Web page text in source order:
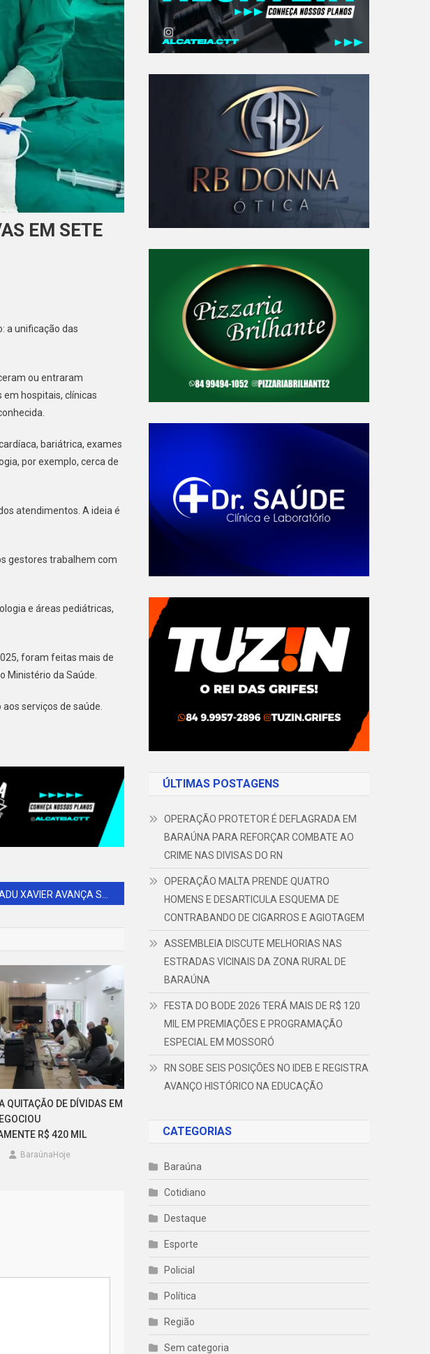
EM SETE
a unificação das
ou entraram
hospitais, clínicas
bariátrica, exames
por exemplo, cerca de
atendimentos. A ideia é
gestores trabalhem com
e áreas pediátricas,
foram feitas mais de
Ministério da Saúde.
serviços de saúde.
QUITAÇÃO DE DÍVIDAS EM
R$ 420 MIL
BaraúnaHoje
ÚLTIMAS POSTAGENS
OPERAÇÃO PROTETOR É DEFLAGRADA EM
BARAÚNA PARA REFORÇAR COMBATE AO
CRIME NAS DIVISAS DO RN
OPERAÇÃO MALTA PRENDE QUATRO
HOMENS E DESARTICULA ESQUEMA DE
CONTRABANDO DE CIGARROS E AGIOTAGEM
ASSEMBLEIA DISCUTE MELHORIAS NAS
ESTRADAS VICINAIS DA ZONA RURAL DE
BARAÚNA
FESTA DO BODE 2026 TERÁ MAIS DE R$ 120
MIL EM PREMIAÇÕES E PROGRAMAÇÃO
ESPECIAL EM MOSSORÓ
RN SOBE SEIS POSIÇÕES NO IDEB E REGISTRA
AVANÇO HISTÓRICO NA EDUCAÇÃO
CATEGORIAS
Baraúna
Cotidiano
Destaque
Esporte
Policial
Política
Região
Sem categoria